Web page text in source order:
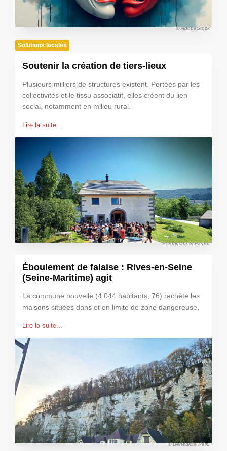
© AdobeStock
Solutions locales
Soutenir la création de tiers-lieux
Plusieurs milliers de structures existent. Portées par les
collectivités et le tissu associatif, elles créent du lien
social, notamment en milieu rural.
Lire la suite...
© Emmanuel Pierrot
Éboulement de falaise : Rives-en-Seine
(Seine-Maritime) agit
La commune nouvelle (4 044 habitants, 76) rachète les
maisons situées dans et en limite de zone dangereuse.
Lire la suite...
© Bénédicte Rallu